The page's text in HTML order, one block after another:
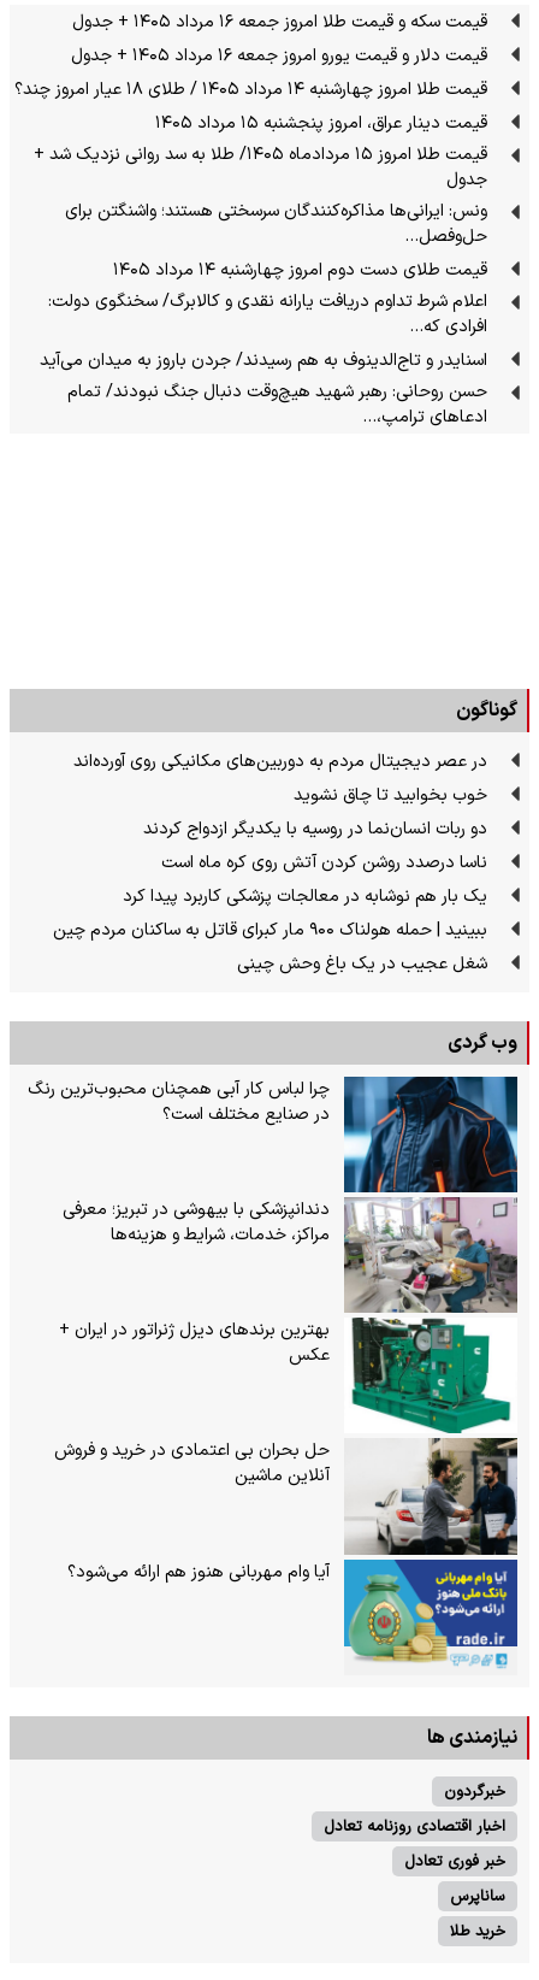
قیمت سکه و قیمت طلا امروز جمعه ۱۶ مرداد ۱۴۰۵ + جدول
قیمت دلار و قیمت یورو امروز جمعه ۱۶ مرداد ۱۴۰۵ + جدول
قیمت طلا امروز چهارشنبه ۱۴ مرداد ۱۴۰۵ / طلای ۱۸ عیار امروز چند؟
قیمت دینار عراق، امروز پنجشنبه ۱۵ مرداد ۱۴۰۵
قیمت طلا امروز ۱۵ مردادماه ۱۴۰۵/ طلا به سد روانی نزدیک شد +
جدول
ونس: ایرانی‌ها مذاکره‌کنندگان سرسختی هستند؛ واشنگتن برای
حل‌وفصل…
قیمت طلای دست دوم امروز چهارشنبه ۱۴ مرداد ۱۴۰۵
اعلام شرط تداوم دریافت یارانه نقدی و کالابرگ/ سخنگوی دولت:
افرادی که…
اسنایدر و تاج‌الدینوف به هم رسیدند/ جردن باروز به میدان می‌آید
حسن روحانی: رهبر شهید هیچ‌وقت دنبال جنگ نبودند/ تمام
ادعاهای ترامپ،…
گوناگون
در عصر دیجیتال مردم به دوربین‌های مکانیکی روی آورده‌اند
خوب بخوابید تا چاق نشوید
دو ربات انسان‌نما در روسیه با یکدیگر ازدواج کردند
ناسا درصدد روشن کردن آتش روی کره ماه است
یک بار هم نوشابه در معالجات پزشکی کاربرد پیدا کرد
ببینید | حمله هولناک ۹۰۰ مار کبرای قاتل به ساکنان مردم چین
شغل عجیب در یک باغ وحش چینی
وب گردی
چرا لباس کار آبی همچنان محبوب‌ترین رنگ
در صنایع مختلف است؟
دندانپزشکی با بیهوشی در تبریز؛ معرفی
مراکز، خدمات، شرایط و هزینه‌ها
بهترین برندهای دیزل ژنراتور در ایران +
عکس
حل بحران بی‌ اعتمادی در خرید و فروش
آنلاین ماشین
آیا وام مهربانی هنوز هم ارائه می‌شود؟
نیازمندی ها
خبرگردون
اخبار اقتصادی روزنامه تعادل
خبر فوری تعادل
ساناپرس
خرید طلا